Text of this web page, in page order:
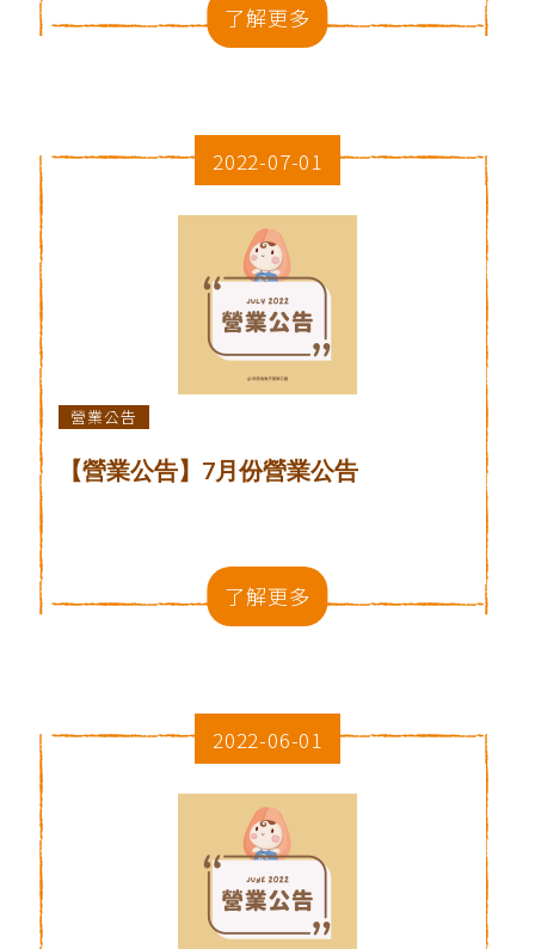
了解更多
2022-07-01
營業公告
【營業公告】7月份營業公告
了解更多
2022-06-01